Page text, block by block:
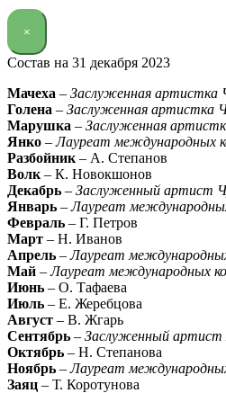
×
Состав на 31 декабря 2023
Мачеха – Заслуженная артистка
Голена – Заслуженная артистка
Марушка – Заслуженная
Янко –Лауреат международных
Разбойник – А. Степанов
Волк – К. Новокшонов
Декабрь – Заслуженный артист
Январь –Лауреат
Февраль – Г. Петров
Март – Н. Иванов
Апрель –Лауреат
Май –Лауреат международных
Июнь – О. Тафаева
Июль – Е. Жеребцова
Август – В. Жгарь
Сентябрь – Заслуженный артист
Октябрь – Н. Степанова
Ноябрь –Лауреат
Заяц – Т. Коротунова